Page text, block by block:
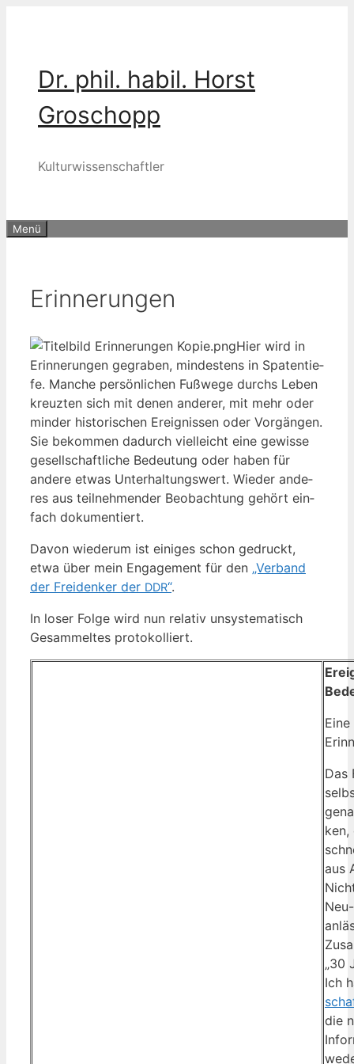
Dr. phil. habil. Horst
Groschopp
Kulturwissenschaftler
Menü
Erinnerungen
Hier wird in
Erin­ne­run­gen gegra­ben, min­des­tens in Spa­ten­tie­
fe. Man­che per­sön­li­chen Fuß­we­ge durchs Leben
kreuz­ten sich mit denen ande­rer, mit mehr oder
min­der his­to­ri­schen Ereig­nis­sen oder Vor­gän­gen.
Sie bekom­men dadurch viel­leicht eine gewis­se
gesell­schaft­li­che Bedeu­tung oder haben für
ande­re etwas Unter­hal­tungs­wert. Wie­der ande­
res aus teil­neh­men­der Beob­ach­tung gehört ein­
fach dokumentiert.
Davon wie­der­um ist eini­ges schon gedruckt,
etwa über mein Enga­ge­ment für den „Ver­band
der Frei­den­ker der DDR“.
In loser Fol­ge wird nun rela­tiv unsys­te­ma­tisch
Gesam­mel­tes protokolliert.
Das
ken,
aus
„30
Ich
die